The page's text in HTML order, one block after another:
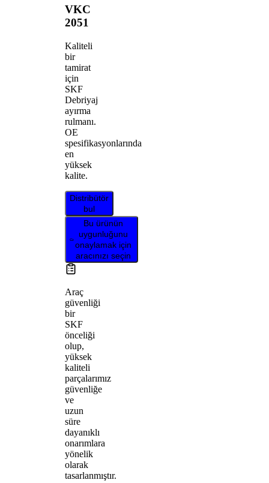
VKC
2051
Kaliteli
bir
tamirat
için
SKF
Debriyaj
ayırma
rulmanı.
OE
spesifikasyonlarında
en
yüksek
kalite.
Distribütör
bul
Bu ürünün
uygunluğunu
onaylamak için
aracınızı seçin
Araç
güvenliği
bir
SKF
önceliği
olup,
yüksek
kaliteli
parçalarımız
güvenliğe
ve
uzun
süre
dayanıklı
onarımlara
yönelik
olarak
tasarlanmıştır.